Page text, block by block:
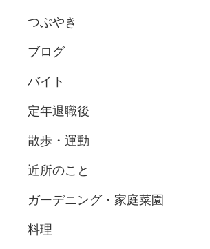
つぶやき
ブログ
バイト
定年退職後
散歩・運動
近所のこと
ガーデニング・家庭菜園
料理